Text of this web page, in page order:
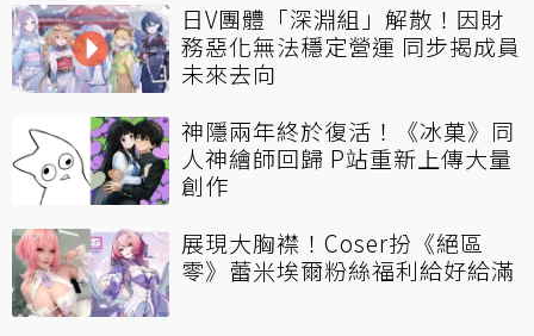
日V團體「深淵組」解散！因財
務惡化無法穩定營運 同步揭成員
未來去向
神隱兩年終於復活！《冰菓》同
人神繪師回歸 P站重新上傳大量
創作
展現大胸襟！Coser扮《絕區
零》蕾米埃爾粉絲福利給好給滿